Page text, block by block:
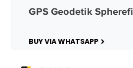
GPS Geodetik
BUY VIA WHATSAPP